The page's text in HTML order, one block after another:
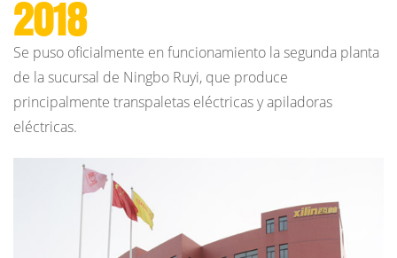
2018
Se puso oficialmente en funcionamiento la segunda planta
de la sucursal de Ningbo Ruyi, que produce
principalmente transpaletas eléctricas y apiladoras
eléctricas.